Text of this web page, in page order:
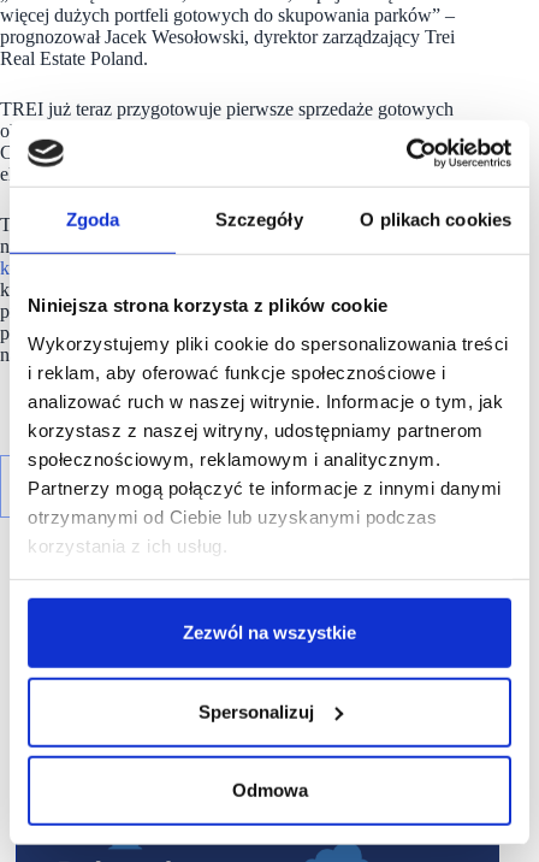
Zgoda Szczegóły O plikach cookies
Niniejsza strona korzysta z plików cookie
Wykorzystujemy pliki cookie do spersonalizowania treści
i reklam, aby oferować funkcje społecznościowe i
analizować ruch w naszej witrynie. Informacje o tym, jak
korzystasz z naszej witryny, udostępniamy partnerom
społecznościowym, reklamowym i analitycznym.
Partnerzy mogą połączyć te informacje z innymi danymi
otrzymanymi od Ciebie lub uzyskanymi podczas
korzystania z ich usług.
Zezwól na wszystkie
Spersonalizuj
Odmowa
więcej dużych portfeli gotowych do skupowania parków” –
prognozował Jacek Wesołowski, dyrektor zarządzający Trei
Real Estate Poland.
TREI już teraz przygotowuje pierwsze sprzedaże gotowych
obiektów, które zbudowano w ramach joint venture z Patron
Capital. To – jak podkreślił Jacek Wesołowski – naturalny
element cyklu, a nie „ucieczka z rynku”.
Targi #scf2025spring odbywały się w dniach 8-9 kwietnia
na Stadionie Legii. Nieodłącznym ich elementem jest
konferencyjna
którzy mówili o kluczowych wyzwaniach stojących
przed rynkiem centrów handlowych w Polsce. Wszystkie
prezentacje i wystąpienia zostały już opublikowane
na kanaleYouTubeoraz na Linkedin.
R E K L A M A